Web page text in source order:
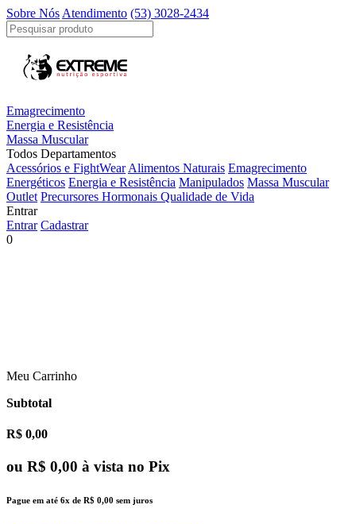
Sobre Nós Atendimento (53) 3028-2434
Emagrecimento
Energia e Resistência
Massa Muscular
Todos Departamentos
Acessórios e FightWear Alimentos Naturais Emagrecimento
Energéticos Energia e Resistência Manipulados Massa Muscular
Outlet Precursores Hormonais Qualidade de Vida
Entrar
Entrar Cadastrar
0
Meu Carrinho
Subtotal
R$ 0,00
ou R$ 0,00 à vista no Pix
Pague em até 6x de R$ 0,00 sem juros